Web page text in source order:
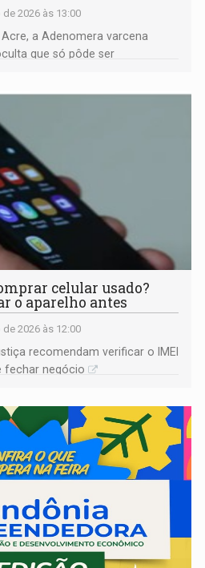
2026 às 13:00
a Adenomera varcena
que só pôde ser
celular usado?
o aparelho antes
2026 às 12:00
recomendam verificar o IMEI
fechar negócio